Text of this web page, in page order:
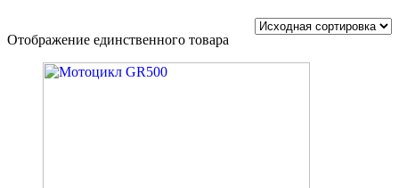
Отображение единственного товара